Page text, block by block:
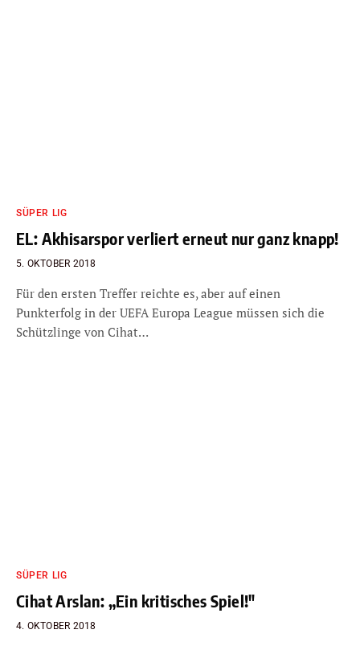
SÜPER LIG
EL: Akhisarspor verliert erneut nur ganz knapp!
5. OKTOBER 2018
Für den ersten Treffer reichte es, aber auf einen
Punkterfolg in der UEFA Europa League müssen sich die
Schützlinge von Cihat…
SÜPER LIG
Cihat Arslan: „Ein kritisches Spiel!″
4. OKTOBER 2018